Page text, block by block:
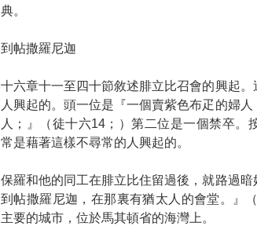
典。
到帖撒羅尼迦
十六章十一至四十節敘述腓立比召會的興起
人興起的。頭一位是『一個賣紫色布疋的婦
人；』（徒十六14；）第二位是一個禁卒。
常是藉著這樣不尋常的人興起的。
保羅和他的同工在腓立比住留過後，就路過
到帖撒羅尼迦，在那裏有猶太人的會堂。』
主要的城市，位於馬其頓省的海灣上。